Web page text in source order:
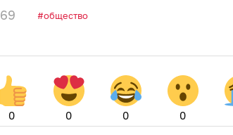
69 общество
0 0 0 0